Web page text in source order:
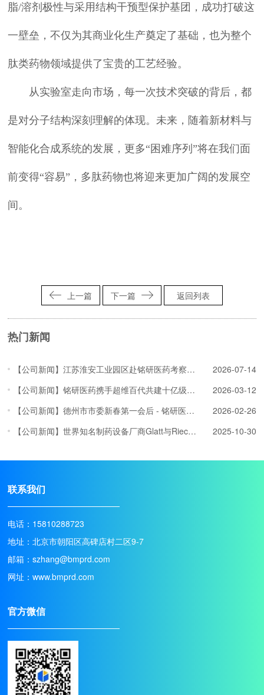
脂/溶剂极性与采用结构干预型保护基团，成功打破这
一壁垒，不仅为其商业化生产奠定了基础，也为整个
肽类药物领域提供了宝贵的工艺经验。
从实验室走向市场，每一次技术突破的背后，都
是对分子结构深刻理解的体现。未来，随着新材料与
智能化合成系统的发展，更多“困难序列”将在我们面
前变得“容易”，多肽药物也将迎来更加广阔的发展空
间。
上一篇 下一篇 返回列表
热门新闻
【公司新闻】江苏淮安工业园区赴铭研医药考察交流，深化多肽原料药项目对接
2026-07-14
【公司新闻】铭研医药携手超维百代共建十亿级AI药物研发算力平台
2026-03-12
【公司新闻】德州市市委新春第一会后 - 铭研医药赴乐陵开展项目深化洽谈
2026-02-26
【公司新闻】世界知名制药设备厂商Glatt与Rieckmann技术专家访问铭研医药
2025-10-30
联系我们
电话：15810288723
地址：北京市朝阳区高碑店村二区9-7
邮箱：szhang@bmprd.com
网址：www.bmprd.com
官方微信